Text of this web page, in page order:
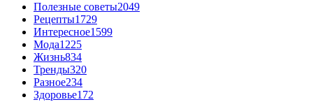
Полезные советы2049
Рецепты1729
Интересное1599
Мода1225
Жизнь834
Тренды320
Разное234
Здоровье172